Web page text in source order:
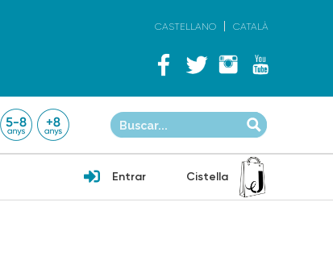
CASTELLANO CATALÀ
Entrar Cistella